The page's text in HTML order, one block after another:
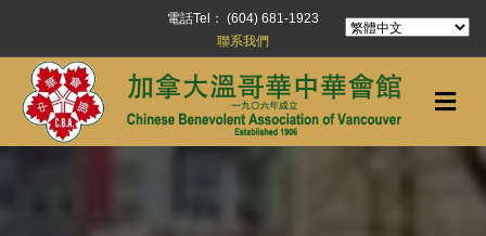
電話Tel： (604) 681-1923
聯系我們